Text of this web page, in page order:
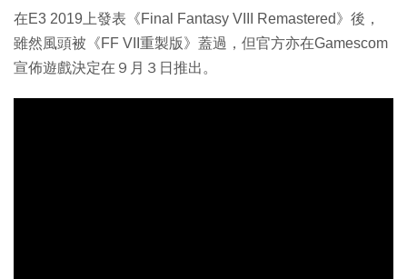
在E3 2019上發表《Final Fantasy VIII Remastered》後，
雖然風頭被《FF VII重製版》蓋過，但官方亦在Gamescom
宣佈遊戲決定在９月３日推出。